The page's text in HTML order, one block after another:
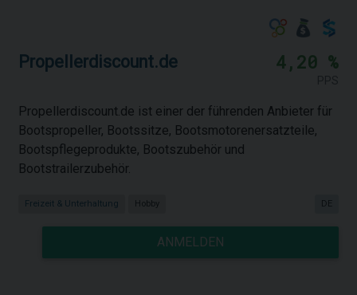
Propellerdiscount.de 4,20 %
Propellerdiscount.de ist einer der führenden Anbieter für
Bootspropeller, Bootssitze, Bootsmotorenersatzteile,
Bootspflegeprodukte, Bootszubehör und
Bootstrailerzubehör.
Freizeit & Unterhaltung Hobby DE
ANMELDEN